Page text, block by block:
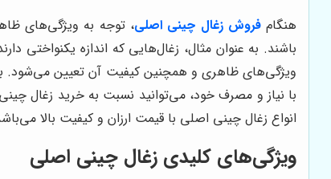
هنگامفروش زغال چینی اصلی، توجه به ویژگی‌های
باشند. به عنوان مثال، زغال‌هایی که اندازه
ویژگی‌های ظاهری و همچنین کیفیت آن تعیین می‌شود.
با نیاز و مصرف خود، می‌توانید نسبت به خرید زغال
انواع زغال چینی اصلی با قیمت ارزان و کیفیت بالا
ویژگی‌های کلیدی زغال چینی اصلی